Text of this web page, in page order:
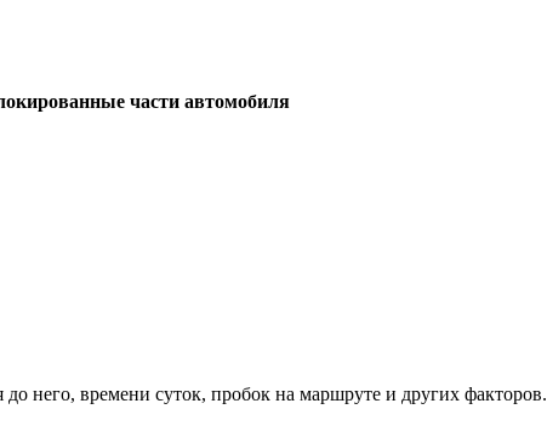
части автомобиля
него, времени суток, пробок на маршруте и других факторов.